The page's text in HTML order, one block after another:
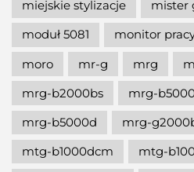
miejskie stylizacje
mister
moduł 5081
monitor
moro
mr-g mrg
mrg-b2000bs
mrg-
mrg-b5000d
mrg-
mtg-b1000dcm
mtg-